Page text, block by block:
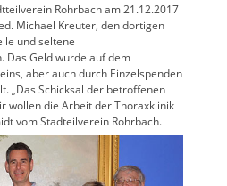
Rohrbach am 21.12.2017
Michael Kreuter, den dortigen
und seltene
Das Geld wurde auf dem
aber auch durch Einzelspenden
„Das Schicksal der betroffenen
wollen die Arbeit der Thoraxklinik
vom Stadteilverein Rohrbach.